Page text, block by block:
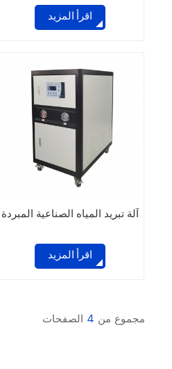
اقرأ المزيد
آلة تبريد المياه الصناعية المبردة
اقرأ المزيد
مجموع من 4 الصفحات